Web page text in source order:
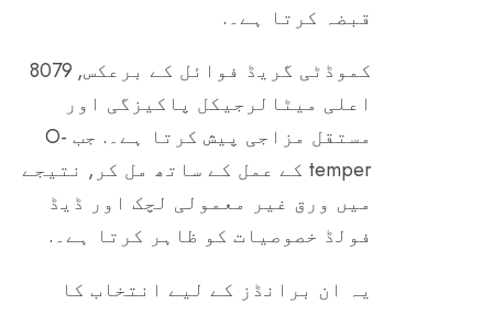
قبضہ کرتا ہے۔.
کموڈٹی گریڈ فوائل کے برعکس, 8079
اعلی میٹالرجیکل پاکیزگی اور
مستقل مزاجی پیش کرتا ہے۔. جب O-
temper کے عمل کے ساتھ مل کر, نتیجے
میں ورق غیر معمولی لچک اور ڈیڈ
فولڈ خصوصیات کو ظاہر کرتا ہے۔.
یہ ان برانڈز کے لیے انتخاب کا